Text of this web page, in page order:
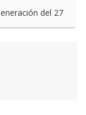
del 27